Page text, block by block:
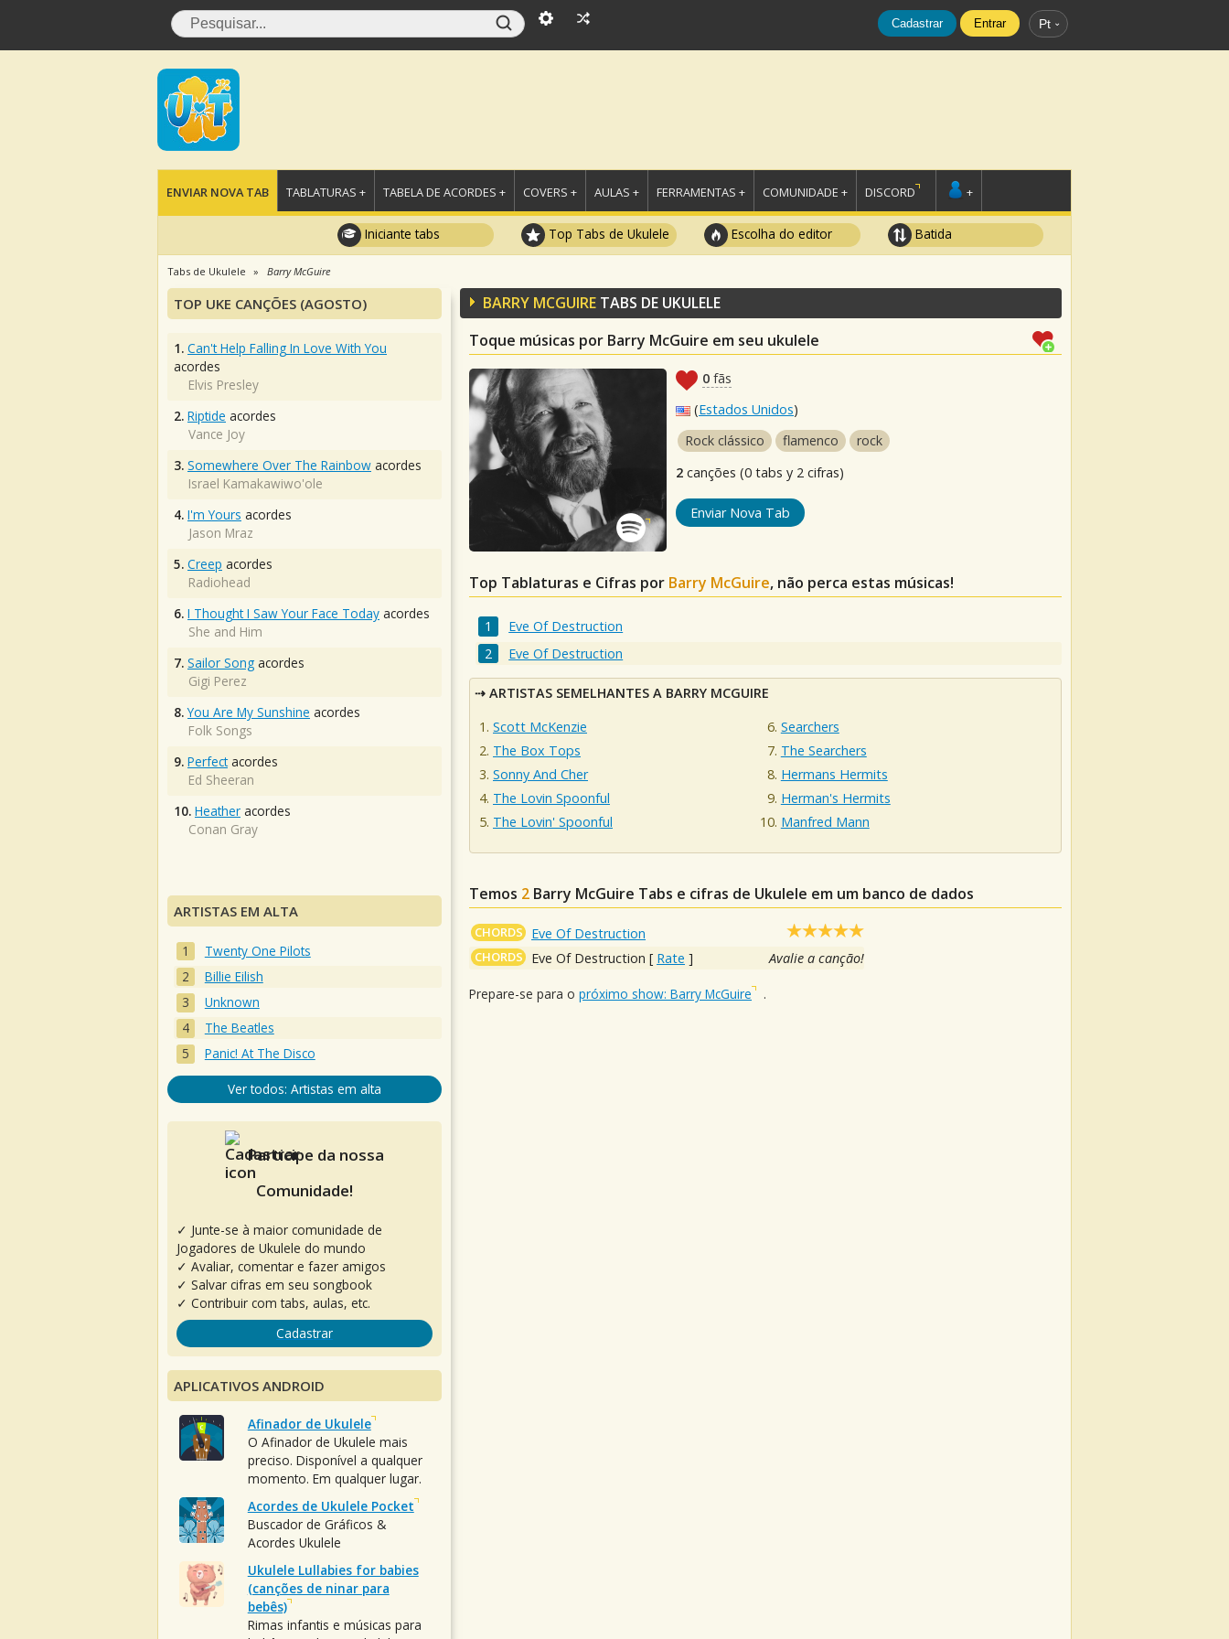
Cadastrar Entrar Pt
ENVIAR NOVA TAB TABLATURAS + TABELA DE ACORDES + COVERS + AULAS + FERRAMENTAS + COMUNIDADE + DISCORD +
Iniciante tabs Top Tabs de Ukulele Escolha do editor Batida
Tabs de Ukulele Barry McGuire
BARRY MCGUIRE TABS DE UKULELE
Toque músicas por Barry McGuire em seu ukulele
0 fãs
(Estados Unidos)
Rock clássico
flamenco
rock
2 canções (0 tabs y 2 cifras)
Enviar Nova Tab
Top Tablaturas e Cifras por Barry McGuire, não perca estas músicas!
Eve Of Destruction
Eve Of Destruction
ARTISTAS SEMELHANTES A BARRY MCGUIRE
Scott McKenzie
The Box Tops
Sonny And Cher
The Lovin Spoonful
The Lovin' Spoonful
Searchers
The Searchers
Hermans Hermits
Herman's Hermits
Manfred Mann
Temos 2 Barry McGuire Tabs e cifras de Ukulele em um banco de dados
CHORDS Eve Of Destruction
CHORDS Eve Of Destruction [ Rate ] Avalie a canção!
Prepare-se para o próximo show: Barry McGuire .
TOP UKE CANÇÕES (AGOSTO)
1. Can't Help Falling In Love With You
acordes
Elvis Presley
2. Riptide acordes
Vance Joy
3. Somewhere Over The Rainbow acordes
Israel Kamakawiwo'ole
4. I'm Yours acordes
Jason Mraz
5. Creep acordes
Radiohead
6. I Thought I Saw Your Face Today acordes
She and Him
7. Sailor Song acordes
Gigi Perez
8. You Are My Sunshine acordes
Folk Songs
9. Perfectacordes
Ed Sheeran
10. Heather acordes
Conan Gray
ARTISTAS EM ALTA
Twenty One Pilots
Billie Eilish
Unknown
The Beatles
Panic! At The Disco
Ver todos: Artistas em alta
Participe da nossa
Comunidade!
✓ Junte-se à maior comunidade de
Jogadores de Ukulele do mundo
✓ Avaliar, comentar e fazer amigos
✓ Salvar cifras em seu songbook
✓ Contribuir com tabs, aulas, etc.
Cadastrar
APLICATIVOS ANDROID
Afinador de Ukulele
O Afinador de Ukulele mais
preciso. Disponível a qualquer
momento. Em qualquer lugar.
Acordes de Ukulele Pocket
Buscador de Gráficos &
Acordes Ukulele
Ukulele Lullabies for babies
(canções de ninar para
bebês)
Rimas infantis e músicas para